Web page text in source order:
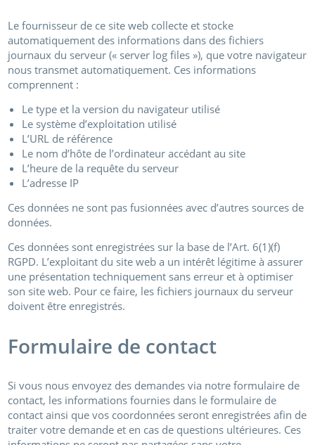
Le fournisseur de ce site web collecte et stocke
automatiquement des informations dans des fichiers
journaux du serveur (« server log files »), que votre navigateur
nous transmet automatiquement. Ces informations
comprennent :
Le type et la version du navigateur utilisé
Le système d’exploitation utilisé
L’URL de référence
Le nom d’hôte de l’ordinateur accédant au site
L’heure de la requête du serveur
L’adresse IP
Ces données ne sont pas fusionnées avec d’autres sources de
données.
Ces données sont enregistrées sur la base de l’Art. 6(1)(f)
RGPD. L’exploitant du site web a un intérêt légitime à assurer
une présentation techniquement sans erreur et à optimiser
son site web. Pour ce faire, les fichiers journaux du serveur
doivent être enregistrés.
Formulaire de contact
Si vous nous envoyez des demandes via notre formulaire de
contact, les informations fournies dans le formulaire de
contact ainsi que vos coordonnées seront enregistrées afin de
traiter votre demande et en cas de questions ultérieures. Ces